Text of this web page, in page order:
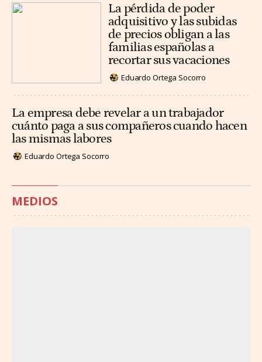
La pérdida de poder
adquisitivo y las subidas
de precios obligan a las
familias españolas a
recortar sus vacaciones
Eduardo Ortega Socorro
La empresa debe revelar a un trabajador
cuánto paga a sus compañeros cuando hacen
las mismas labores
Eduardo Ortega Socorro
MEDIOS